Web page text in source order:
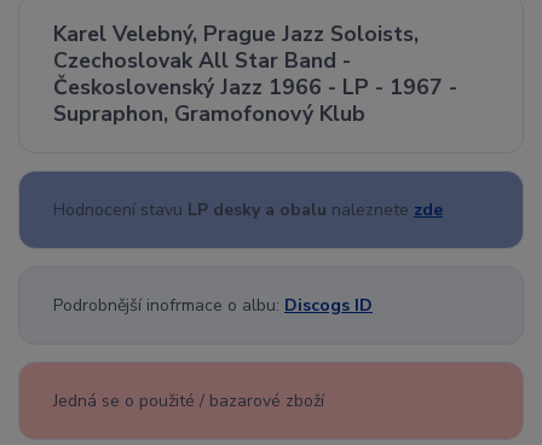
Karel Velebný, Prague Jazz Soloists,
Czechoslovak All Star Band -
Československý Jazz 1966 - LP - 1967 -
Supraphon, Gramofonový Klub
Hodnocení stavu LP desky a obalu naleznete zde
Podrobnější inofrmace o albu: Discogs ID
Jedná se o použité / bazarové zboží